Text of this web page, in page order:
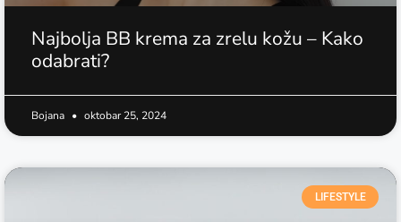
Najbolja BB krema za zrelu kožu – Kako
odabrati?
Bojana oktobar 25, 2024
LIFESTYLE